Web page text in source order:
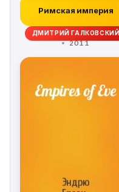
Римская империя
ДМИТРИЙ ГАЛКОВСКИЙ
2011